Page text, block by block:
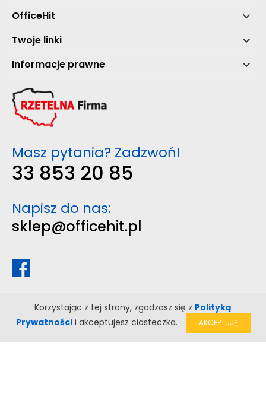
OfficeHit 
Twoje linki 
Informacje prawne 
Masz pytania? Zadzwoń!
33 853 20 85
Napisz do nas:
sklep@officehit.pl
Korzystając z tej strony, zgadzasz się z Polityką
Prywatnościi akceptujesz ciasteczka. AKCEPTUJĘ